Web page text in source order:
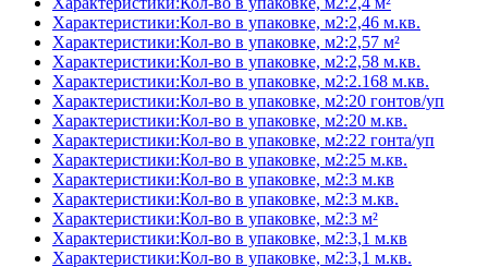
Характеристики:Кол-во в упаковке, м2:2,46 м.кв.
Характеристики:Кол-во в упаковке, м2:2,57 м²
Характеристики:Кол-во в упаковке, м2:2,58 м.кв.
Характеристики:Кол-во в упаковке, м2:2.168 м.кв.
Характеристики:Кол-во в упаковке, м2:20 гонтов/уп
Характеристики:Кол-во в упаковке, м2:20 м.кв.
Характеристики:Кол-во в упаковке, м2:22 гонта/уп
Характеристики:Кол-во в упаковке, м2:25 м.кв.
Характеристики:Кол-во в упаковке, м2:3 м.кв
Характеристики:Кол-во в упаковке, м2:3 м.кв.
Характеристики:Кол-во в упаковке, м2:3 м²
Характеристики:Кол-во в упаковке, м2:3,1 м.кв
Характеристики:Кол-во в упаковке, м2:3,1 м.кв.